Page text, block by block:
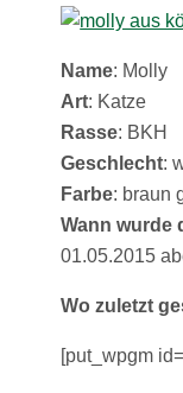
Name: Molly
Art: Katze
Rasse: BKH
Geschlecht:
Farbe: braun
Wann wurde
01.05.2015
Wo zuletzt
[put_wpgm